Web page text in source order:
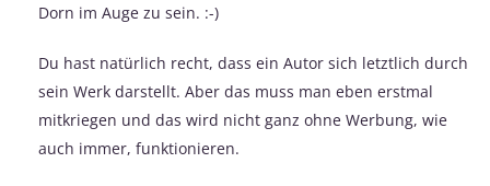
Dorn im Auge zu sein. :-)
Du hast natürlich recht, dass ein Autor sich letztlich durch
sein Werk darstellt. Aber das muss man eben erstmal
mitkriegen und das wird nicht ganz ohne Werbung, wie
auch immer, funktionieren.